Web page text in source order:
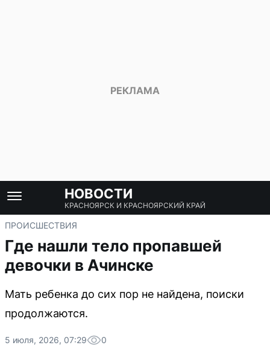
НОВОСТИ
КРАСНОЯРСК И КРАСНОЯРСКИЙ КРАЙ
ПРОИСШЕСТВИЯ
Где нашли тело пропавшей
девочки в Ачинске
Мать ребенка до сих пор не найдена, поиски
продолжаются.
5 июля, 2026, 07:29 0